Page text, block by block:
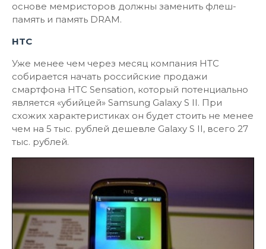
основе мемристоров должны заменить флеш-
память и память DRAM.
HTC
Уже менее чем через месяц компания HTC
собирается начать российские продажи
смартфона HTC Sensation, который потенциально
является «убийцей» Samsung Galaxy S II. При
схожих характеристиках он будет стоить не менее
чем на 5 тыс. рублей дешевле Galaxy S II, всего 27
тыс. рублей.